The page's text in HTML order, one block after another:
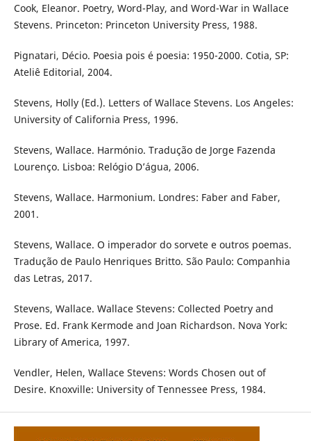
Cook, Eleanor. Poetry, Word-Play, and Word-War in Wallace
Stevens. Princeton: Princeton University Press, 1988.
Pignatari, Décio. Poesia pois é poesia: 1950-2000. Cotia, SP:
Ateliê Editorial, 2004.
Stevens, Holly (Ed.). Letters of Wallace Stevens. Los Angeles:
University of California Press, 1996.
Stevens, Wallace. Harmónio. Tradução de Jorge Fazenda
Lourenço. Lisboa: Relógio D’água, 2006.
Stevens, Wallace. Harmonium. Londres: Faber and Faber,
2001.
Stevens, Wallace. O imperador do sorvete e outros poemas.
Tradução de Paulo Henriques Britto. São Paulo: Companhia
das Letras, 2017.
Stevens, Wallace. Wallace Stevens: Collected Poetry and
Prose. Ed. Frank Kermode and Joan Richardson. Nova York:
Library of America, 1997.
Vendler, Helen, Wallace Stevens: Words Chosen out of
Desire. Knoxville: University of Tennessee Press, 1984.